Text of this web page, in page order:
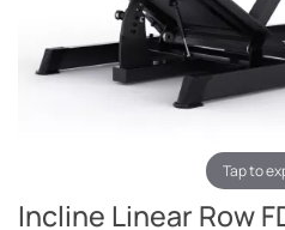
Tap to
Incline Linear Row